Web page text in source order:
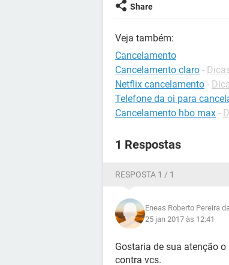
Share
Veja também:
Cancelamento
Cancelamento claro -
Netflix cancelamento -
Telefone da oi para
Cancelamento hbo max -
1 Respostas
RESPOSTA 1 / 1
Eneas Roberto Pereira
25 jan 2017 às 12:41
Gostaria de sua atenção
contra vcs.